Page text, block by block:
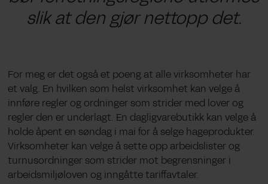
slik at dengjør nettopp det.
For meg er det også et poeng at alle virksomheter har
et valg. En hvilken som helst virksomhet kan velge å
innføre regler og ordninger som strider med lover og
regler den er underlagt. En dagligvarebutikk kan velge å
holde åpent en søndag i mai for å selge hageprodukter.
Virksomheter kan velge å sette opp arbeidslister og
turnusordninger som strider mot begrensninger i
arbeidsmiljøloven og inngåtte tariffavtaler.